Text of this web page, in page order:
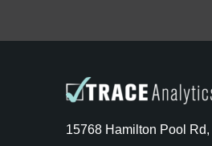
15768 Hamilton Pool Rd,